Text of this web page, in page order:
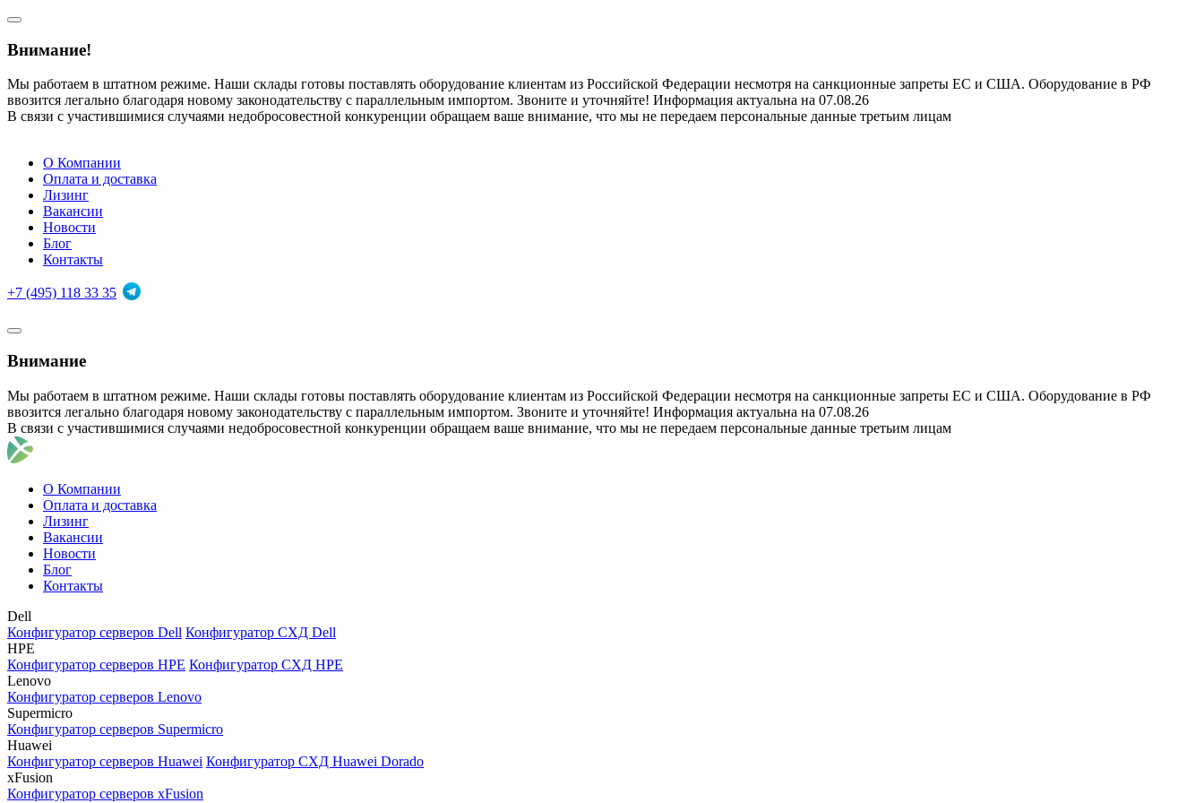
Внимание!
Мы работаем в штатном режиме. Наши склады готовы поставлять оборудование клиентам из Российской Федерации несмотря на санкционные запреты ЕС и США. Оборудование в РФ
ввозится легально благодаря новому законодательству с параллельным импортом. Звоните и уточняйте! Информация актуальна на 07.08.26
В связи с участившимися случаями недобросовестной конкуренции обращаем ваше внимание, что мы не передаем персональные данные третьим лицам
О Компании
Оплата и доставка
Лизинг
Вакансии
Новости
Блог
Контакты
+7 (495) 118 33 35
Внимание
Мы работаем в штатном режиме. Наши склады готовы поставлять оборудование клиентам из Российской Федерации несмотря на санкционные запреты ЕС и США. Оборудование в РФ
ввозится легально благодаря новому законодательству с параллельным импортом. Звоните и уточняйте! Информация актуальна на 07.08.26
В связи с участившимися случаями недобросовестной конкуренции обращаем ваше внимание, что мы не передаем персональные данные третьим лицам
О Компании
Оплата и доставка
Лизинг
Вакансии
Новости
Блог
Контакты
Dell
Конфигуратор серверов Dell Конфигуратор СХД Dell
HPE
Конфигуратор серверов HPE Конфигуратор СХД HPE
Lenovo
Конфигуратор серверов Lenovo
Supermicro
Конфигуратор серверов Supermicro
Huawei
Конфигуратор серверов Huawei Конфигуратор СХД Huawei Dorado
xFusion
Конфигуратор серверов xFusion